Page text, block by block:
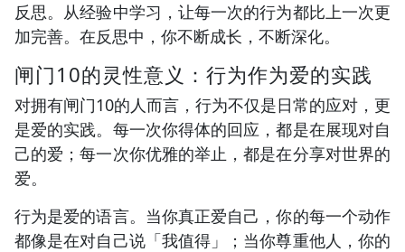
反思。从经验中学习，让每一次的行为都比上一次更
加完善。在反思中，你不断成长，不断深化。
闸门10的灵性意义：行为作为爱的实践
对拥有闸门10的人而言，行为不仅是日常的应对，更
是爱的实践。每一次你得体的回应，都是在展现对自
己的爱；每一次你优雅的举止，都是在分享对世界的
爱。
行为是爱的语言。当你真正爱自己，你的每一个动作
都像是在对自己说「我值得」；当你尊重他人，你的